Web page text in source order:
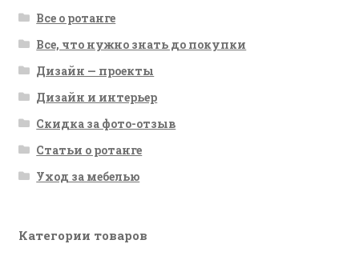
Все о ротанге
Все, что нужно знать до покупки
Дизайн — проекты
Дизайн и интерьер
Скидка за фото-отзыв
Статьи о ротанге
Уход за мебелью
Категории товаров